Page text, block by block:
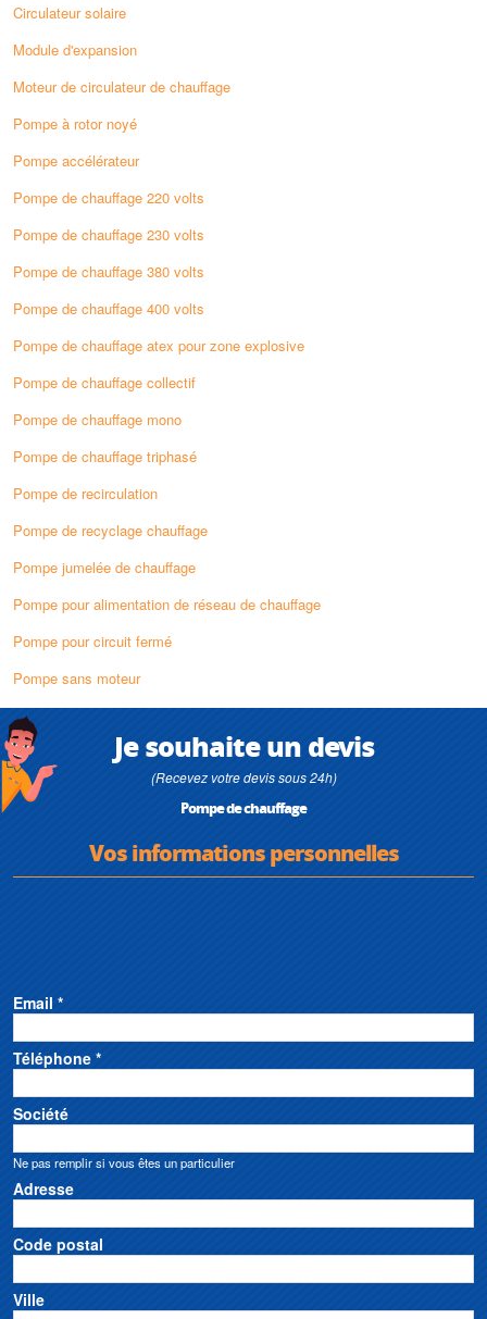
Circulateur solaire
Module d'expansion
Moteur de circulateur de chauffage
Pompe à rotor noyé
Pompe accélérateur
Pompe de chauffage 220 volts
Pompe de chauffage 230 volts
Pompe de chauffage 380 volts
Pompe de chauffage 400 volts
Pompe de chauffage atex pour zone explosive
Pompe de chauffage collectif
Pompe de chauffage mono
Pompe de chauffage triphasé
Pompe de recirculation
Pompe de recyclage chauffage
Pompe jumelée de chauffage
Pompe pour alimentation de réseau de chauffage
Pompe pour circuit fermé
Pompe sans moteur
Je souhaite un devis
(Recevez votre devis sous 24h)
Pompe de chauffage
Vos informations personnelles
Email *
Téléphone *
Société
Ne pas remplir si vous êtes un particulier
Adresse
Code postal
Ville